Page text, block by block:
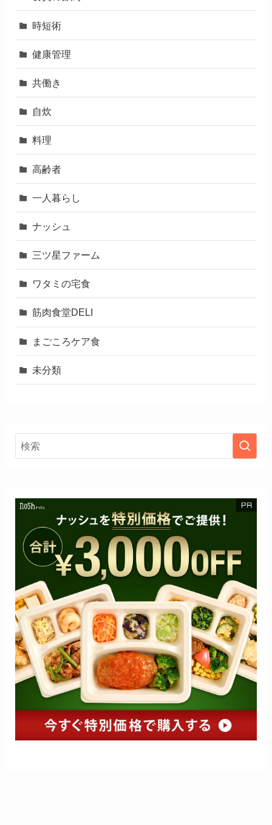
時短術
健康管理
共働き
自炊
料理
高齢者
一人暮らし
ナッシュ
三ツ星ファーム
ワタミの宅食
筋肉食堂DELI
まごころケア食
未分類